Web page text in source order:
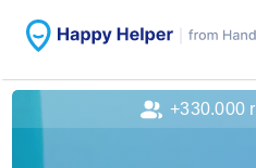
+330.000